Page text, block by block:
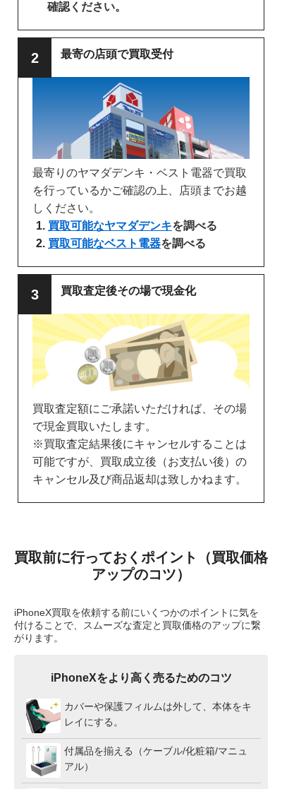
確認ください。
最寄の店頭で買取受付
最寄りのヤマダデンキ・ベスト電器で買取
を行っているかご確認の上、店頭までお越
しください。
買取可能なヤマダデンキを調べる
買取可能なベスト電器を調べる
買取査定後その場で現金化
買取査定額にご承諾いただければ、その場
で現金買取いたします。
※買取査定結果後にキャンセルすることは
可能ですが、買取成立後（お支払い後）の
キャンセル及び商品返却は致しかねます。
買取前に行っておくポイント（買取価格
アップのコツ）
iPhoneX買取を依頼する前にいくつかのポイントに気を
付けることで、スムーズな査定と買取価格のアップに繋
がります。
iPhoneXをより高く売るためのコツ
カバーや保護フィルムは外して、本体をキ
レイにする。
付属品を揃える（ケーブル/化粧箱/マニュ
アル）